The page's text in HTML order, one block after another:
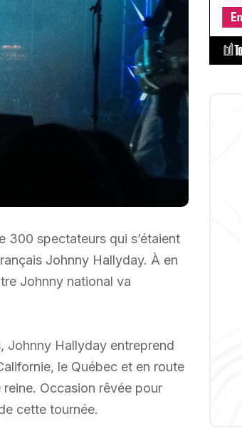
300 spectateurs qui s’étaient
Johnny Hallyday. À en
Johnny national va
Johnny Hallyday entreprend
le Québec et en route
Occasion rêvée pour
cette tournée.